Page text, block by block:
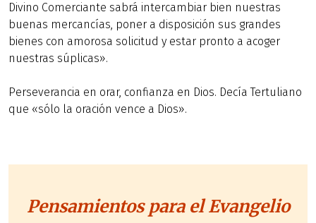
Divino Comerciante sabrá intercambiar bien nuestras
buenas mercancías, poner a disposición sus grandes
bienes con amorosa solicitud y estar pronto a acoger
nuestras súplicas».
Perseverancia en orar, confianza en Dios. Decía Tertuliano
que «sólo la oración vence a Dios».
Pensamientos para el Evangelio